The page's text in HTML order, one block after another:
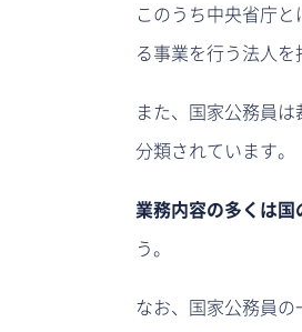
このうち中央省庁
る事業を行う法人を
また、国家公務員
分類されています。
業務内容の多くは
う。
なお、国家公務員の